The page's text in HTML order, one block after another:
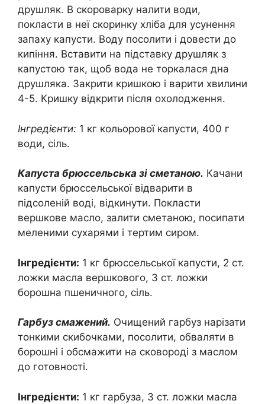
друшляк. В скороварку налити води,
покласти в неї скоринку хліба для усунення
запаху капусти. Воду посолити і довести до
кипіння. Вставити на підставку друшляк з
капустою так, щоб вода не торкалася дна
друшляка. Закрити кришкою і варити хвилини
4-5. Кришку відкрити після охолодження.
Інгредієнти: 1 кг кольорової капусти, 400 г
води, сіль.
Капуста брюссельська зі сметаною. Качани
капусти брюссельської відварити в
підсоленій воді, відкинути. Покласти
вершкове масло, залити сметаною, посипати
меленими сухарями і тертим сиром.
Інгредієнти: 1 кг брюссельської капусти, 2 ст.
ложки масла вершкового, 3 ст. ложки
борошна пшеничного, сіль.
Гарбуз смажений. Очищений гарбуз нарізати
тонкими скибочками, посолити, обваляти в
борошні і обсмажити на сковороді з маслом
до готовності.
Інгредієнти: 1 кг гарбуза, 3 ст. ложки масла